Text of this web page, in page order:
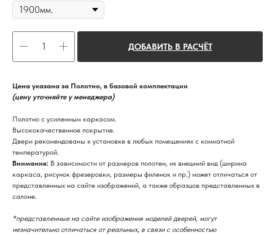
ДОБАВИТЬ В РАСЧЁТ
Цена указана за Полотно, в базовой комплектации
(цену уточняйте у менеджера)
Полотно с усиленным каркасом.
Высококачественное покрытие.
Двери рекомендованы к установке в любых помещениях с комнатной
температурой.
Внимание: В зависимости от размеров полотен, их внешний вид (ширина
каркаса, рисунок фрезеровки, размеры филенок и пр.) может отличаться от
представленных на сайте изображений, а также образцов представленных в
салоне.
*представленные на сайте изображения моделей дверей, могут
незначительно отличаться от реальных, в связи с особенностью